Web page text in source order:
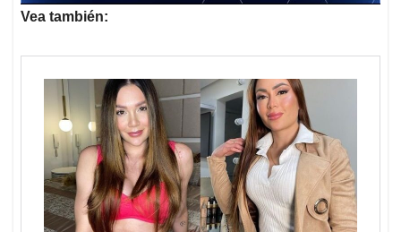
Vea también: